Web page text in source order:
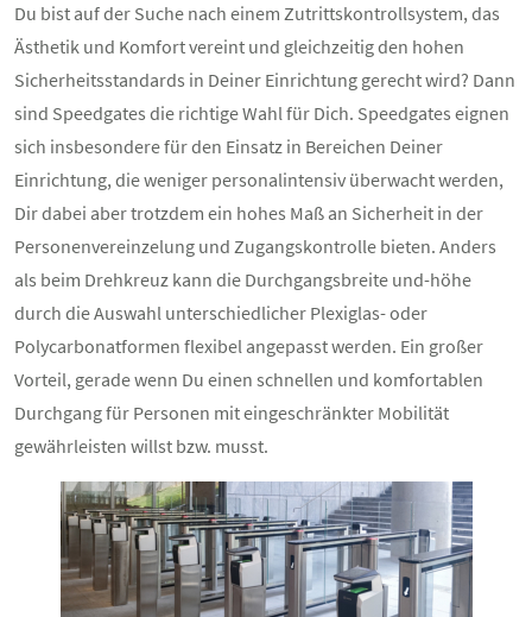
Du bist auf der Suche nach einem Zutrittskontrollsystem, das
Ästhetik und Komfort vereint und gleichzeitig den hohen
Sicherheitsstandards in Deiner Einrichtung gerecht wird? Dann
sind Speedgates die richtige Wahl für Dich. Speedgates eignen
sich insbesondere für den Einsatz in Bereichen Deiner
Einrichtung, die weniger personalintensiv überwacht werden,
Dir dabei aber trotzdem ein hohes Maß an Sicherheit in der
Personenvereinzelung und Zugangskontrolle bieten. Anders
als beim Drehkreuz kann die Durchgangsbreite und-höhe
durch die Auswahl unterschiedlicher Plexiglas- oder
Polycarbonatformen flexibel angepasst werden. Ein großer
Vorteil, gerade wenn Du einen schnellen und komfortablen
Durchgang für Personen mit eingeschränkter Mobilität
gewährleisten willst bzw. musst.